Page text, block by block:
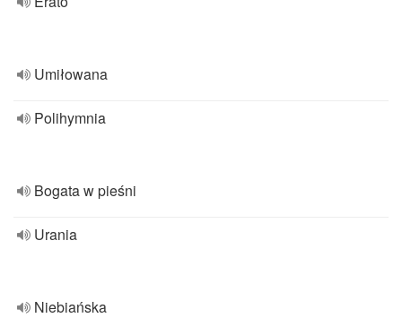
Umiłowana
Polihymnia
Bogata w pieśni
Urania
Niebiańska